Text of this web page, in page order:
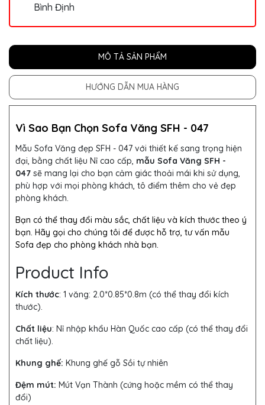
Bình Định
MÔ TẢ SẢN PHẨM
HƯỚNG DẪN MUA HÀNG
Vì Sao Bạn Chọn Sofa Văng SFH - 047
Mẫu Sofa Văng đẹp SFH - 047 với thiết kế sang trọng hiện
đại, bằng chất liệu Nỉ cao cấp, mẫu Sofa Văng SFH -
047 sẽ mang lại cho bạn cảm giác thoải mái khi sử dụng,
phù hợp với mọi phòng khách, tô điểm thêm cho vẻ đẹp
phòng khách.
Bạn có thể thay đổi màu sắc, chất liệu và kích thước theo ý
bạn. Hãy gọi cho chúng tôi để được hỗ trợ, tư vấn mẫu
Sofa đẹp cho phòng khách nhà bạn.
Product Info
Kích thước: 1 văng: 2.0*0.85*0.8m (có thể thay đổi kích
thước).
Chất liệu: Nỉ nhập khẩu Hàn Quốc cao cấp (có thể thay đổi
chất liệu).
Khung ghế: Khung ghế gỗ Sồi tự nhiên
Đệm mút: Mút Vạn Thành (cứng hoặc mềm có thể thay
đổi)